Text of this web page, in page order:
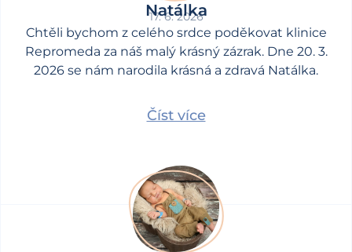
Natálka
17. 6. 2026
Chtěli bychom z celého srdce poděkovat klinice
Repromeda za náš malý krásný zázrak. Dne 20. 3.
2026 se nám narodila krásná a zdravá Natálka.
Číst více